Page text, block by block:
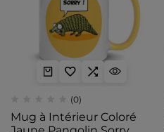
(0)
Mug à Intérieur Coloré